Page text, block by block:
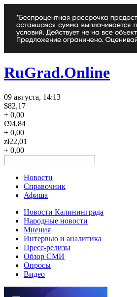
RuGrad.Online
09 августа, 14:13
$82,17
+ 0,00
€94,84
+ 0,00
zł22,01
+ 0,00
Новости
Справочник
Афиша
Новости Калининграда
Народные новости
Мнения
Интервью и аналитика
Пресс-релизы
Обзор СМИ
Опросы
Видео